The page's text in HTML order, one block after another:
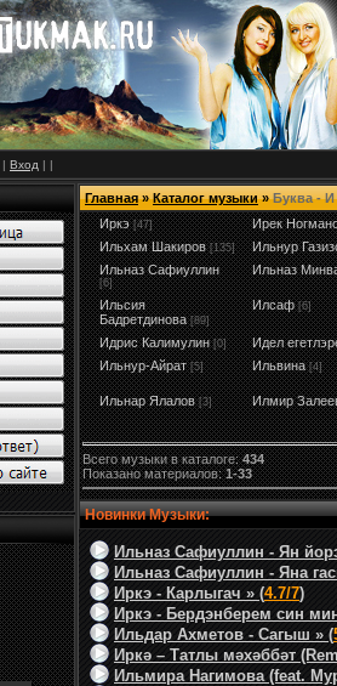
| Вход | |
Главная»Каталог музыки»Буква - И
Иркэ [47]
Ирек
Ильхам Шакиров [135]
Ильнур
Ильназ Сафиуллин
[6]
Ильназ
Ильсия
Бадретдинова [89]
Илсаф [6]
Идрис Калимулин [0]
Идел
Ильнур-Айрат [5] Ильвина [4]
Ильнар Ялалов [3] Илмир
Всего музыки в каталоге:434
Показано материалов:1-33
Новинки Музыки:
Ильназ Сафиуллин - Ян
Ильназ Сафиуллин - Яна
Иркэ - Карлыгач » (4.7/7)
Иркэ - Бердэнберем син
Ильдар Ахметов - Сагыш » (
Иркә – Татлы мәхәббәт
Ильмира Нагимова (feat.